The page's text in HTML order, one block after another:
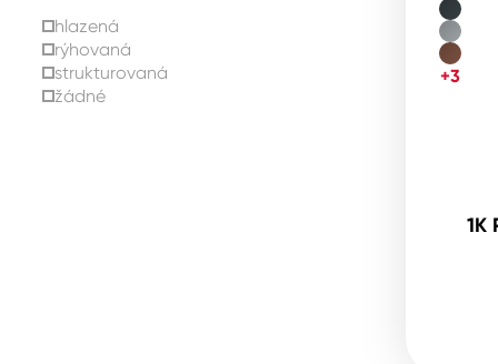
hlazená
rýhovaná
strukturovaná
žádné
1K
+3